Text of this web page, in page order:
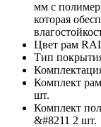
мм с
которая
Цвет рам
Тип
Комплект
шт.
Комплект
&#8211 2 шт.